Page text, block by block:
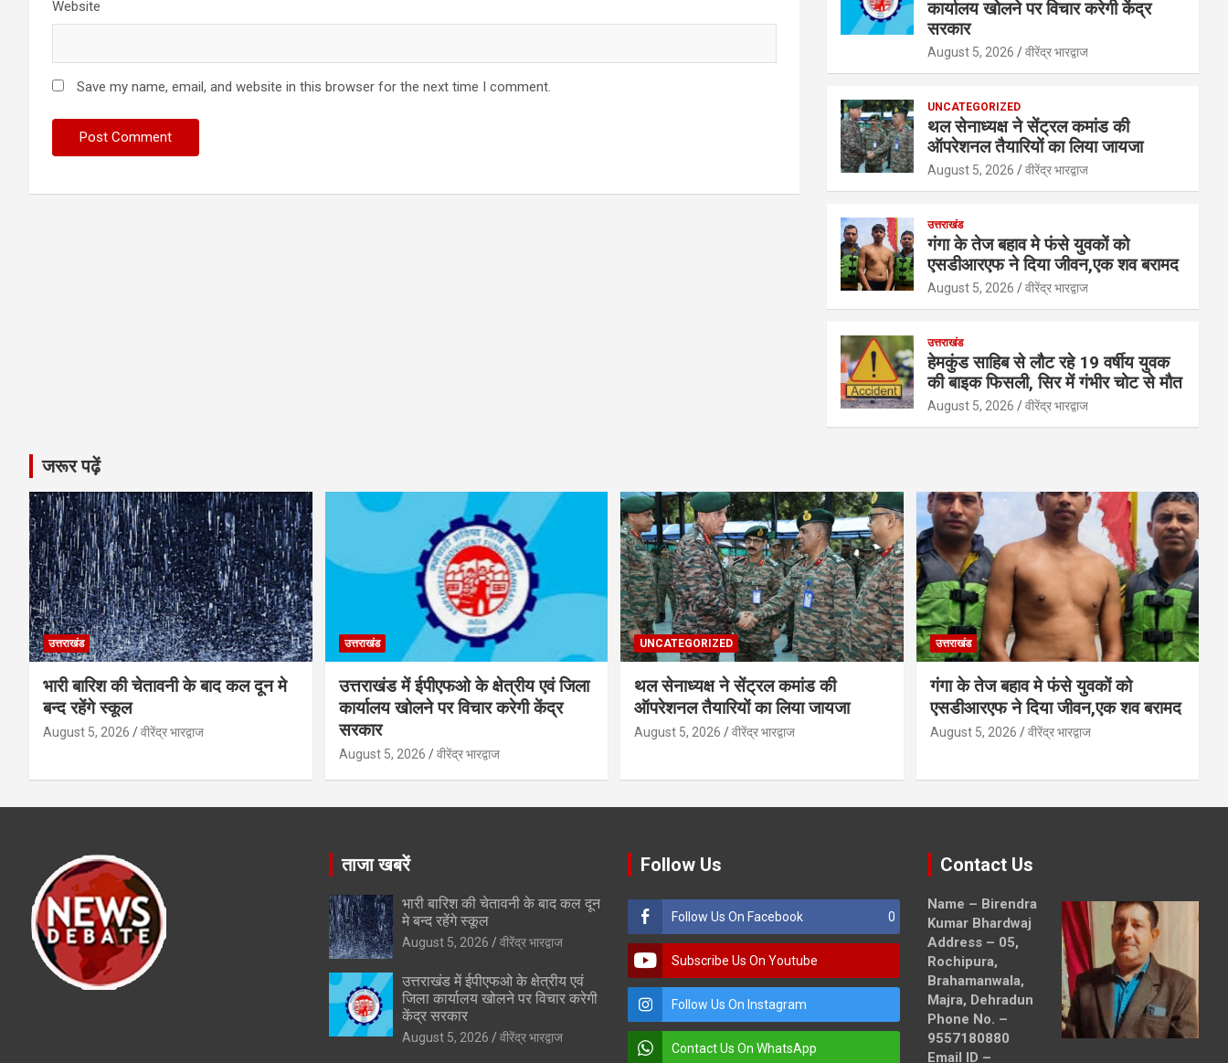
Website
Save my name, email, and website in this browser for the next time I comment.
कार्यालय खोलने पर विचार करेगी केंद्र
सरकार
August 5, 2026 वीरेंद्र भारद्वाज
UNCATEGORIZED
थल सेनाध्यक्ष ने सेंट्रल कमांड की
ऑपरेशनल तैयारियों का लिया जायजा
August 5, 2026 वीरेंद्र भारद्वाज
उत्तराखंड
गंगा के तेज बहाव मे फंसे युवकों को
एसडीआरएफ ने दिया जीवन,एक शव बरामद
August 5, 2026 वीरेंद्र भारद्वाज
उत्तराखंड
हेमकुंड साहिब से लौट रहे 19 वर्षीय युवक
की बाइक फिसली, सिर में गंभीर चोट से मौत
August 5, 2026 वीरेंद्र भारद्वाज
जरूर पढ़ें
उत्तराखंड
भारी बारिश की चेतावनी के बाद कल दून मे
बन्द रहेंगे स्कूल
August 5, 2026 वीरेंद्र भारद्वाज
उत्तराखंड
उत्तराखंड में ईपीएफओ के क्षेत्रीय एवं जिला
कार्यालय खोलने पर विचार करेगी केंद्र
सरकार
August 5, 2026 वीरेंद्र भारद्वाज
UNCATEGORIZED
थल सेनाध्यक्ष ने सेंट्रल कमांड की
ऑपरेशनल तैयारियों का लिया जायजा
August 5, 2026 वीरेंद्र भारद्वाज
उत्तराखंड
गंगा के तेज बहाव मे फंसे युवकों को
एसडीआरएफ ने दिया जीवन,एक शव बरामद
August 5, 2026 वीरेंद्र भारद्वाज
ताजा खबरें
भारी बारिश की चेतावनी के बाद कल दून
मे बन्द रहेंगे स्कूल
August 5, 2026 वीरेंद्र भारद्वाज
उत्तराखंड में ईपीएफओ के क्षेत्रीय एवं
जिला कार्यालय खोलने पर विचार करेगी
केंद्र सरकार
August 5, 2026 वीरेंद्र भारद्वाज
Follow Us
Follow Us On Facebook 0
Subscribe Us On Youtube
Follow Us On Instagram
Contact Us On WhatsApp
Contact Us
Name – Birendra
Kumar Bhardwaj
Address – 05,
Rochipura,
Brahamanwala,
Majra, Dehradun
Phone No. –
9557180880
Email ID –